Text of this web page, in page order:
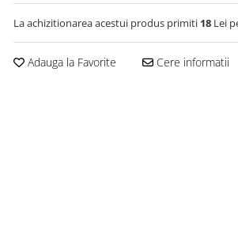
La achizitionarea acestui produs primiti 18 Lei
Adauga la Favorite Cere informatii